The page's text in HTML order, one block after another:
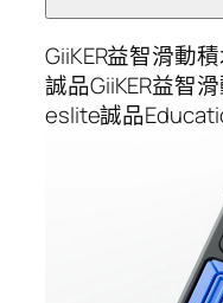
GiiKER益智滑動
誠品GiiKER益智
eslite誠品